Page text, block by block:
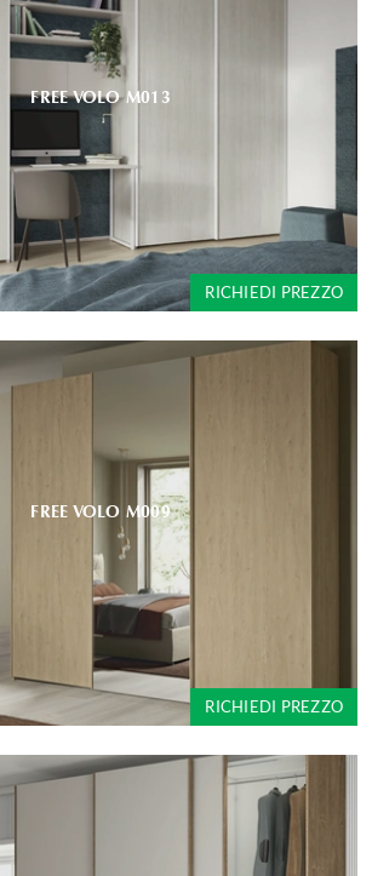
FREE VOLO M013
RICHIEDI PREZZO
FREE VOLO M009
RICHIEDI PREZZO